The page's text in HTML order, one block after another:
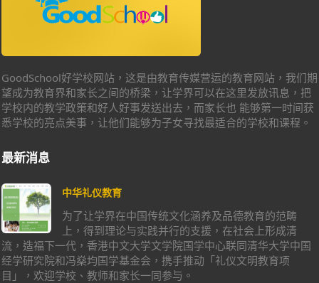
GoodSchool好学校网站，这是由教育传媒营运的教育网站，我们期
望成为教育界和家长之间的桥梁，让学界可以在这里发放讯息，把
学校内的教学政策和好人好事发送出去，而家长也 能够第一时间获
悉学校的亮点美事，让他们能够为子女寻找最适合的学校和课程。
最新消息
中华礼仪教育
为了让学界在中国传统文化涵养及品德教育的范畴
上，得到理论与实践并行的支援，在社会上形成清
流，造福下一代，香港中文大学文学院国学中心联同清华大学中国
经学研究院和冯燊均国学基金会，携手推动「礼仪文明教育项
目」，欢迎学校、教师和家长一同参与。